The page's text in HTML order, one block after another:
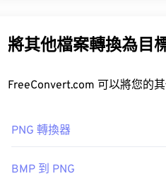
Apple Photos
Android OS
開啟 HEIC 檔案的最佳替代方
初始發布：2013
援具有更好透明度的動畫（試
檔案類型略大，因此在將其新
將其他檔案轉換為目
PNG 轉換器
BMP 到 PNG